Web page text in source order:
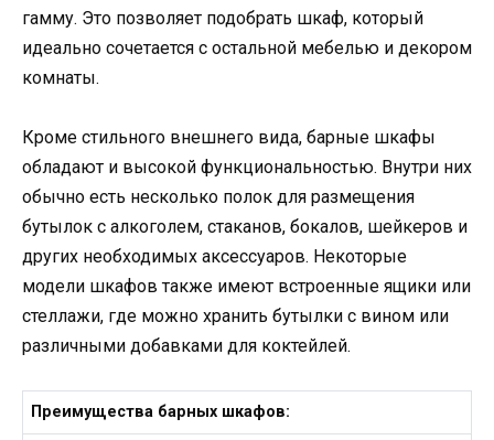
гамму. Это позволяет подобрать шкаф, который
идеально сочетается с остальной мебелью и декором
комнаты.
Кроме стильного внешнего вида, барные шкафы
обладают и высокой функциональностью. Внутри них
обычно есть несколько полок для размещения
бутылок с алкоголем, стаканов, бокалов, шейкеров и
других необходимых аксессуаров. Некоторые
модели шкафов также имеют встроенные ящики или
стеллажи, где можно хранить бутылки с вином или
различными добавками для коктейлей.
Преимущества барных шкафов: